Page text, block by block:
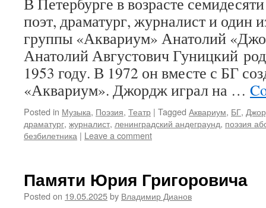
поэт, драматург, журналист и один
группы «Аквариум» Анатолий
Анатолий Августович Гуницкий
1953 году. В 1972 он вместе с БГ
«Аквариум». Джордж играл на …
Posted in Музыка, Поэзия, Театр | Tagged Аквариум, БГ,
драматург, журналист, ленинградский андеграунд, поэзия
безбилетника | Leave a comment
Памяти Юрия Григоровича
Posted on 19.05.2025by Владимир Дианов